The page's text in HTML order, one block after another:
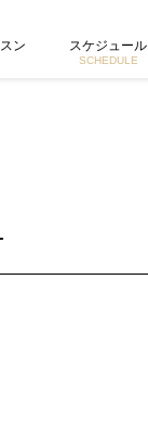
ン スケジュール
SCHEDULE